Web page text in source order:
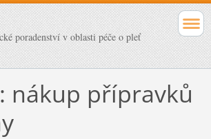
poradenství v oblasti péče o pleť
nákup přípravků